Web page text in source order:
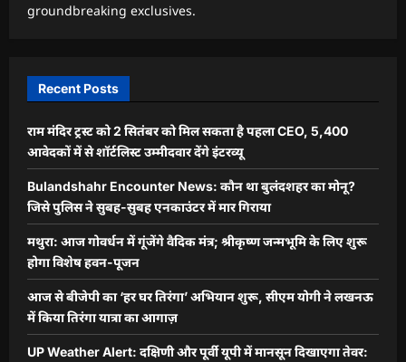
groundbreaking exclusives.
Recent Posts
राम मंदिर ट्रस्ट को 2 सितंबर को मिल सकता है पहला CEO, 5,400
आवेदकों में से शॉर्टलिस्ट उम्मीदवार देंगे इंटरव्यू
Bulandshahr Encounter News: कौन था बुलंदशहर का मोनू?
जिसे पुलिस ने सुबह-सुबह एनकाउंटर में मार गिराया
मथुरा: आज गोवर्धन में गूंजेंगे वैदिक मंत्र; श्रीकृष्ण जन्मभूमि के लिए शुरू
होगा विशेष हवन-पूजन
आज से बीजेपी का ‘हर घर तिरंगा’ अभियान शुरू, सीएम योगी ने लखनऊ
में किया तिरंगा यात्रा का आगाज़
UP Weather Alert: दक्षिणी और पूर्वी यूपी में मानसून दिखाएगा तेवर: